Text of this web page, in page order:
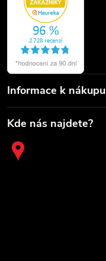
Informace k nákupu
Kde nás najdete?